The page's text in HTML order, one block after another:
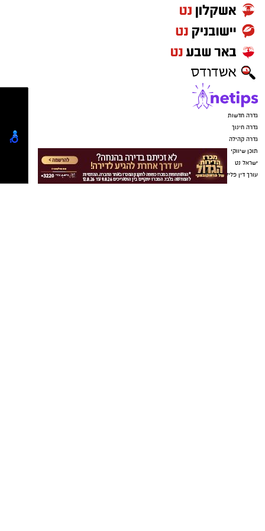
הרשות שונה, והחוק מחייב החלטה של מליאת
לצורך השעייתו.
כזכור, ניסיונות קודמים להשיג את הרוב הדרוש לא
צלחו, בין היתר לאחר שחלק מחברי האופוזיציה לא
השתתפו בהצבעות מסיבות פוליטיות.
כעת, לנוכח הקושי לכנס ישיבת מועצה נוספת בזמן
הקרוב, פרסמה היועצת המשפטית של המועצה
חוות דעת שלפיה ניתן, בנסיבות העניין, לבצע את
ההצבעה באמצעות סבב דואר אלקטרוני.